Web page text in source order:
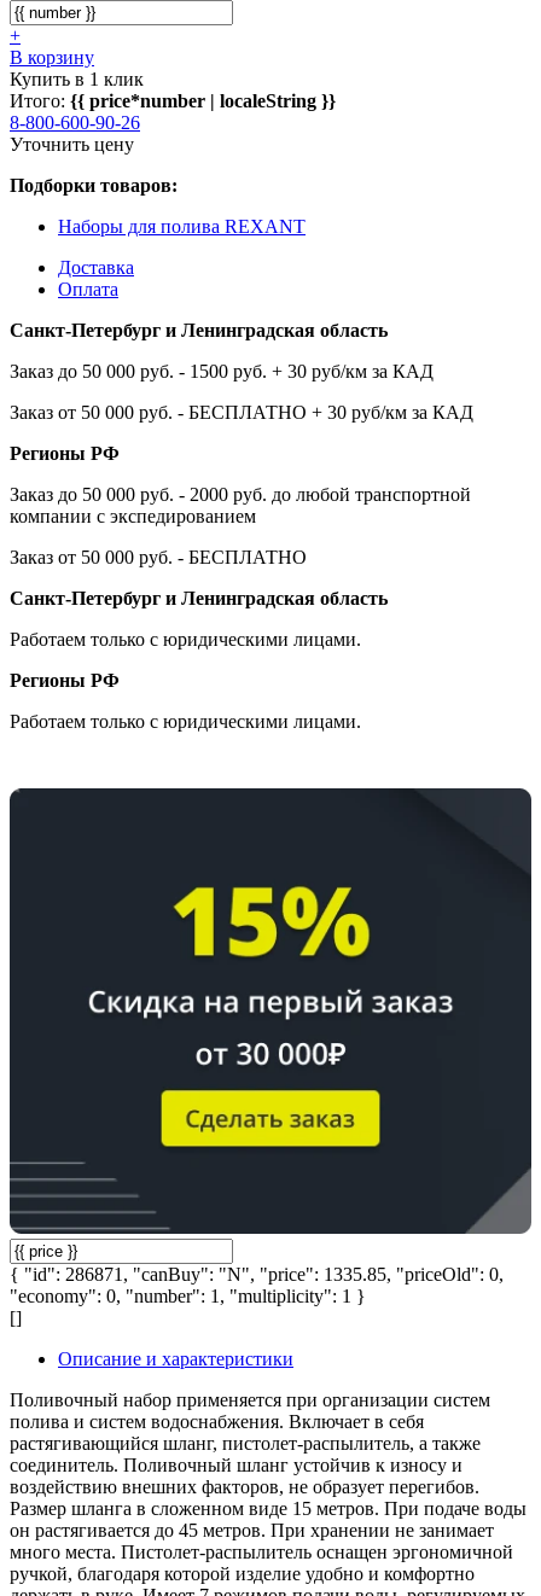
+
В корзину
Купить в 1 клик
Итого: {{ price*number | localeString }}
8-800-600-90-26
Уточнить цену
Подборки товаров:
Наборы для полива REXANT
Доставка
Оплата
Санкт-Петербург и Ленинградская область
Заказ до 50 000 руб. - 1500 руб. + 30 руб/км за КАД
Заказ от 50 000 руб. - БЕСПЛАТНО + 30 руб/км за КАД
Регионы РФ
Заказ до 50 000 руб. - 2000 руб. до любой транспортной
компании с экспедированием
Заказ от 50 000 руб. - БЕСПЛАТНО
Санкт-Петербург и Ленинградская область
Работаем только с юридическими лицами.
Регионы РФ
Работаем только с юридическими лицами.
{ "id": 286871, "canBuy": "N", "price": 1335.85, "priceOld": 0,
"economy": 0, "number": 1, "multiplicity": 1 }
[]
Описание и характеристики
Поливочный набор применяется при организации систем
полива и систем водоснабжения. Включает в себя
растягивающийся шланг, пистолет-распылитель, а также
соединитель. Поливочный шланг устойчив к износу и
воздействию внешних факторов, не образует перегибов.
Размер шланга в сложенном виде 15 метров. При подаче воды
он растягивается до 45 метров. При хранении не занимает
много места. Пистолет-распылитель оснащен эргономичной
ручкой, благодаря которой изделие удобно и комфортно